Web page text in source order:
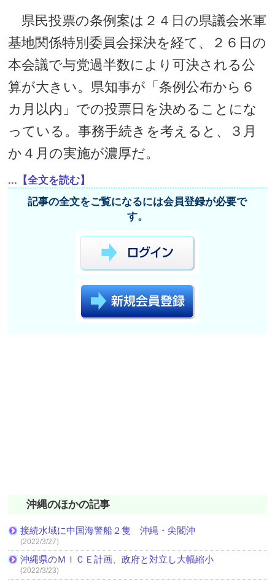
県民投票の条例案は２４日の県議会米軍
基地関係特別委員会採決を経て、２６日の
本会議で与党過半数により可決される公
算が大きい。県知事が「条例公布から６
カ月以内」での投票日を決めることにな
っている。事務手続きを考えると、３月
か４月の実施が濃厚だ。
...【全文を読む】
記事の全文をご覧になるには会員登録が必要で
す。
沖縄のほかの記事
接続水域に中国海警船２隻 沖縄・尖閣沖
(2022/3/27)
沖縄県のＭＩＣＥ計画、政府と対立し大幅縮小
(2022/3/23)